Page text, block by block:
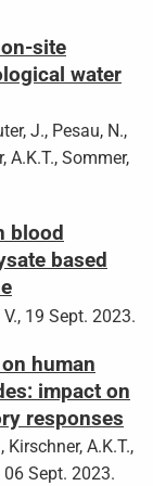
site
water
J., Pesau, N.,
A.K.T., Sommer,
blood
based
19 Sept. 2023.
human
impact on
responses
Kirschner, A.K.T.,
06 Sept. 2023.